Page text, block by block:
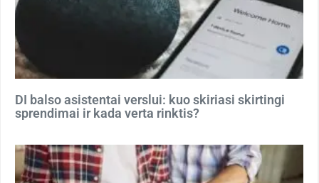
DI balso asistentai verslui: kuo skiriasi skirtingi
sprendimai ir kada verta rinktis?